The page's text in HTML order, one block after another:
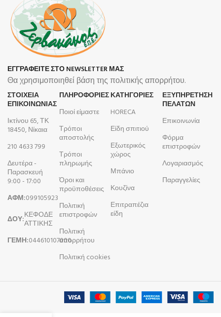
ΕΓΓΡΑΦΕΙΤΕ ΣΤΟ NEWSLETTER ΜΑΣ
Θα χρησιμοποιηθεί βάση της πολιτικής απορρήτου.
ΣΤΟΙΧΕΙΑ
ΕΠΙΚΟΙΝΩΝΙΑΣ
Ικτίνου 65, ΤΚ
18450, Νίκαια
210 4633 799
Δευτέρα -
Παρασκευή
9:00 - 17:00
ΑΦΜ:099105923
ΔΟΥ:ΚΕΦΟΔΕ
ΑΤΤΙΚΗΣ
ΓΕΜΗ:044610107000
ΠΛΗΡΟΦΟΡΊΕΣ
Ποιοί είμαστε
Τρόποι
αποστολής
Τρόποι
πληρωμής
Όροι και
προϋποθέσεις
Πολιτική
επιστροφών
Πολιτική
απορρήτου
Πολιτική cookies
ΚΑΤΗΓΟΡΙΕΣ
HORECA
Είδη σπιτιού
Εξωτερικός
χώρος
Μπάνιο
Κουζίνα
Επιτραπέζια
είδη
ΕΞΥΠΗΡΕΤΗΣΗ
ΠΕΛΑΤΩΝ
Επικοινωνία
Φόρμα
επιστροφών
Λογαριασμός
Παραγγελίες